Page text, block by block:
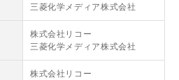
三菱化学メディア株式会社
株式会社リコー
三菱化学メディア株式会社
株式会社リコー